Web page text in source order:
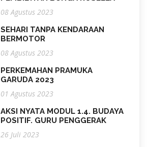
08 Agustus 2023
SEHARI TANPA KENDARAAN
BERMOTOR
08 Agustus 2023
PERKEMAHAN PRAMUKA
GARUDA 2023
01 Agustus 2023
AKSI NYATA MODUL 1.4. BUDAYA
POSITIF. GURU PENGGERAK
26 Juli 2023